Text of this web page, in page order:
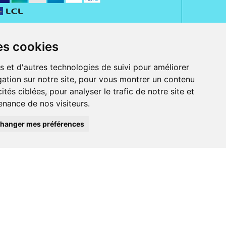
cookies
et d'autres technologies de suivi pour améliorer
sur notre site, pour vous montrer un contenu
ciblées, pour analyser le trafic de notre site et
de nos visiteurs.
mes préférences
Jeanne d' Harcourt, 80300 Albert.
ordonnance.
et iPod touch), ou sur Google Play (pour Androïd 5.0 ou version
Bancontact, PayPal.